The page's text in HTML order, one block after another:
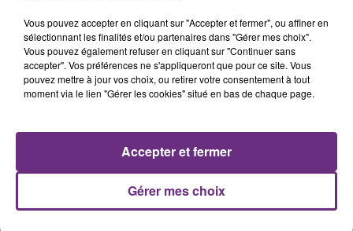
Nothing Else Matters.
OLIVIA RODRIGO
A L'ANTENNE
Vous pouvez accepter en cliquant sur "Accepter et fermer", ou affiner en
sélectionnant les finalités et/ou partenaires dans "Gérer mes choix".
Vous pouvez également refuser en cliquant sur "Continuer sans
accepter". Vos préférences ne s'appliqueront que pour ce site. Vous
pouvez mettre à jour vos choix, ou retirer votre consentement à tout
moment via le lien "Gérer les cookies" situé en bas de chaque page.
Gérer mes choix
Accepter et fermer